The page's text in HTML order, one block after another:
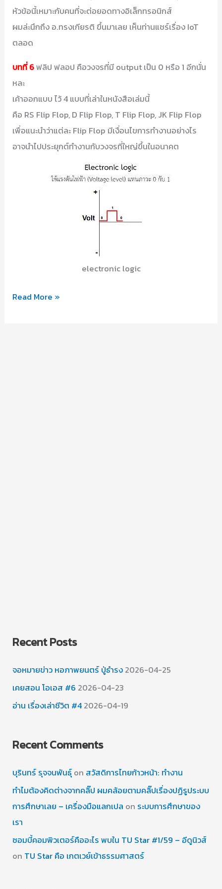
หัวข้อนี้เหมาะกับคนที่จะต่อยอดทางอิเล็กทรอนิกส์
ผมล่ะนึกถึง อ.ทรงเกียรติ ขึ้นมาเลย เห็นท่านแชร์เรื่อง IoT
ตลอด
บทที่ 6ฟลิป ฟลอป คือวงจรที่มี output เป็น 0 หรือ 1 อีกนั่น
หละ
เค้าออกแบบ ไว้ 4 แบบที่เล่าในหนังสือเล่มนี้
คือ RS Flip Flop, D Flip Flop, T Flip Flop, JK Flip Flop
เพื่อแนะนำว่าแต่ละ Flip Flop มีเงื่อนไขการทำงานอย่างไร
อาจนำไปประยุกต์ทำงานกับวงจรที่ใหญ่ขึ้นในอนาคต
electronic logic
อ่าน
Read More »
Recent Posts
จอหมายข่าว หอภาพยนตร์ ปู่ธำรง 2026-04-25
เคยสอน โอเอส #6 2026-04-23
อ่าน เรื่องเล่าชีวิต #4 2026-04-19
Recent Comments
บุรินทร์ รุจจนพันธุ์on สวัสดิการไทยก้าวหน้า: ทำงาน
ทำไมต้องคิดต่างจากคลิ๊ป ผมคล้อยตามคลิ๊ปเรื่องปฏิรูประบบ
การศึกษาเลย – เครื่องมือแลกเปล on ระบบการศึกษาของ
เรา
ซอมบี้คอมพิวเตอร์คืออะไร พบใน TU Star #1/59 – อีดูนิวส์
on TU Star คือ เกตเวย์เข้าธรรมศาสตร์